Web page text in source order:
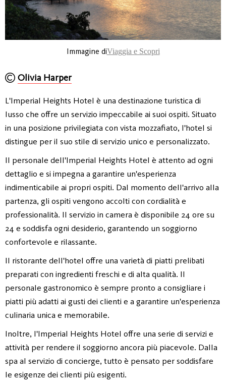
Immagine diViaggia e Scopri
Olivia Harper
L'Imperial Heights Hotel è una destinazione turistica di
lusso che offre un servizio impeccabile ai suoi ospiti. Situato
in una posizione privilegiata con vista mozzafiato, l'hotel si
distingue per il suo stile di servizio unico e personalizzato.
Il personale dell'Imperial Heights Hotel è attento ad ogni
dettaglio e si impegna a garantire un'esperienza
indimenticabile ai propri ospiti. Dal momento dell'arrivo alla
partenza, gli ospiti vengono accolti con cordialità e
professionalità. Il servizio in camera è disponibile 24 ore su
24 e soddisfa ogni desiderio, garantendo un soggiorno
confortevole e rilassante.
Il ristorante dell'hotel offre una varietà di piatti prelibati
preparati con ingredienti freschi e di alta qualità. Il
personale gastronomico è sempre pronto a consigliare i
piatti più adatti ai gusti dei clienti e a garantire un'esperienza
culinaria unica e memorabile.
Inoltre, l'Imperial Heights Hotel offre una serie di servizi e
attività per rendere il soggiorno ancora più piacevole. Dalla
spa al servizio di concierge, tutto è pensato per soddisfare
le esigenze dei clienti più esigenti.